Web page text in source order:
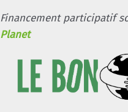
Financement participatif
Planet